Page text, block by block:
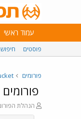
עמוד ראשי
פוסטים חיפוש
פורומים
פ
ו
הנהלת